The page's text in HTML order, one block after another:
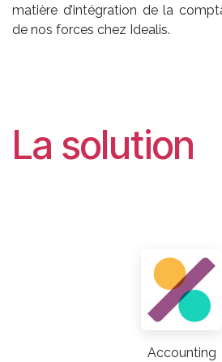
matière d’intégration de la
de nos forces chez Idealis.
La solution
Accounting